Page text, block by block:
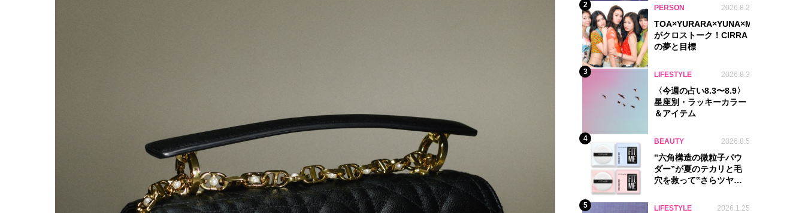
2 PERSON 2026.8.2
がクロストーク！CIRRA
の夢と目標
3 LIFESTYLE 2026.8.3
〈今週の占い8.3〜8.9〉
星座別・ラッキーカラー
＆アイテム
4 BEAUTY 2026.8.5
‟六角構造の微粒子パウ
ダー”が夏のテカリと毛
穴を救って‟さらツヤ
5 LIFESTYLE 2026.1.25